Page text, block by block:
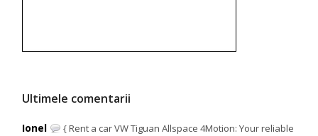
Ultimele comentarii
Ionel
{ Rent a car VW Tiguan Allspace 4Motion: Your reliable